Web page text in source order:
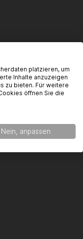
Bj 2017 ist ein 5 Pol
verfügt über
möglich da das
die Pins auf
stimmen) und gut
sowas mal eben
die dazugehörigen
platzieren, um
Inhalte anzuzeigen
zu bieten. Für weitere
öffnen Sie die
Nein, anpassen